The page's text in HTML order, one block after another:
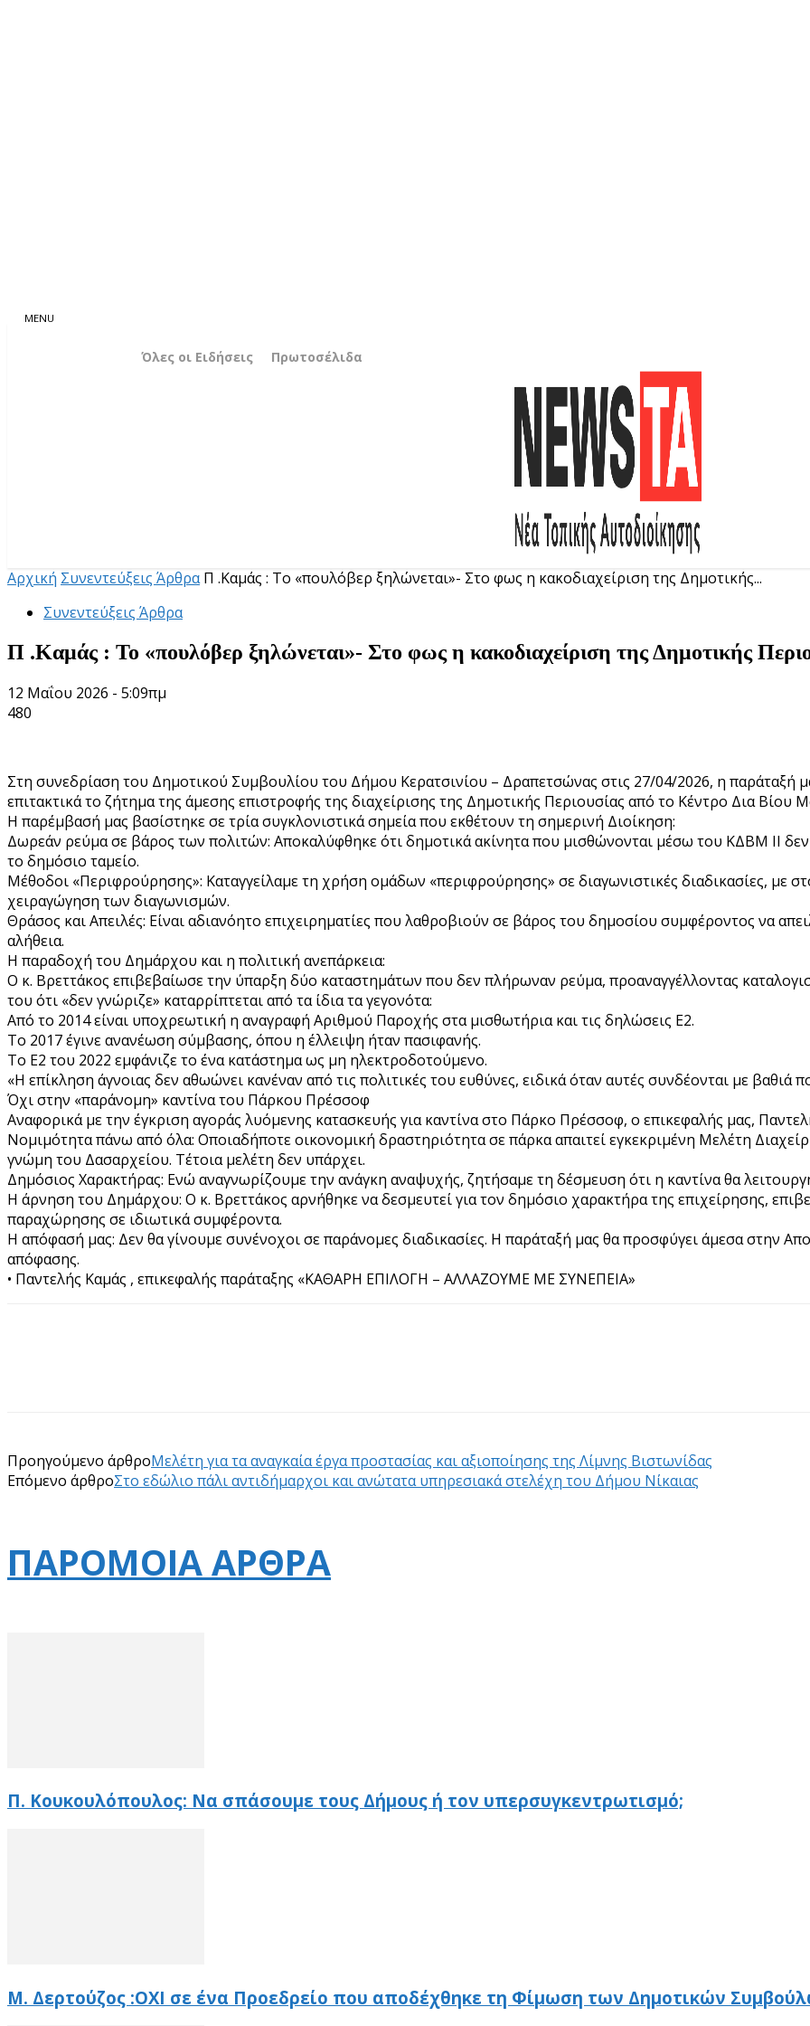
Όλες οι Ειδήσεις Πρωτοσέλιδα
Αρχική Συνεντεύξεις Άρθρα Π .Καμάς : Το «πουλόβερ ξηλώνεται»- Στο φως η κακοδιαχείριση της Δημοτικής...
Συνεντεύξεις Άρθρα
Π .Καμάς : Το «πουλόβερ ξηλώνεται»- Στο φως η κακοδιαχείριση της Δημοτικής
12 Μαΐου 2026 - 5:09πμ
480
Στη συνεδρίαση του Δημοτικού Συμβουλίου του Δήμου Κερατσινίου – Δραπετσώνας στις 27/04/2026, η
επιτακτικά το ζήτημα της άμεσης επιστροφής της διαχείρισης της Δημοτικής Περιουσίας από το Κέντρο Δια
Η παρέμβασή μας βασίστηκε σε τρία συγκλονιστικά σημεία που εκθέτουν τη σημερινή Διοίκηση:
Δωρεάν ρεύμα σε βάρος των πολιτών: Αποκαλύφθηκε ότι δημοτικά ακίνητα που μισθώνονται μέσω του ΚΔΒΜ ΙΙ
το δημόσιο ταμείο.
Μέθοδοι «Περιφρούρησης»: Καταγγείλαμε τη χρήση ομάδων «περιφρούρησης» σε διαγωνιστικές διαδικασίες, με
χειραγώγηση των διαγωνισμών.
Θράσος και Απειλές: Είναι αδιανόητο επιχειρηματίες που λαθροβιούν σε βάρος του δημοσίου συμφέροντος να
αλήθεια.
Η παραδοχή του Δημάρχου και η πολιτική ανεπάρκεια:
Ο κ. Βρεττάκος επιβεβαίωσε την ύπαρξη δύο καταστημάτων που δεν πλήρωναν ρεύμα, προαναγγέλλοντας
του ότι «δεν γνώριζε» καταρρίπτεται από τα ίδια τα γεγονότα:
Από το 2014 είναι υποχρεωτική η αναγραφή Αριθμού Παροχής στα μισθωτήρια και τις δηλώσεις Ε2.
Το 2017 έγινε ανανέωση σύμβασης, όπου η έλλειψη ήταν πασιφανής.
Το Ε2 του 2022 εμφάνιζε το ένα κατάστημα ως μη ηλεκτροδοτούμενο.
«Η επίκληση άγνοιας δεν αθωώνει κανέναν από τις πολιτικές του ευθύνες, ειδικά όταν αυτές συνδέονται με βαθιά
Όχι στην «παράνομη» καντίνα του Πάρκου Πρέσσοφ
Αναφορικά με την έγκριση αγοράς λυόμενης κατασκευής για καντίνα στο Πάρκο Πρέσσοφ, ο επικεφαλής μας,
Νομιμότητα πάνω από όλα: Οποιαδήποτε οικονομική δραστηριότητα σε πάρκα απαιτεί εγκεκριμένη Μελέτη
γνώμη του Δασαρχείου. Τέτοια μελέτη δεν υπάρχει.
Δημόσιος Χαρακτήρας: Ενώ αναγνωρίζουμε την ανάγκη αναψυχής, ζητήσαμε τη δέσμευση ότι η καντίνα θα
Η άρνηση του Δημάρχου: Ο κ. Βρεττάκος αρνήθηκε να δεσμευτεί για τον δημόσιο χαρακτήρα της επιχείρησης,
παραχώρησης σε ιδιωτικά συμφέροντα.
Η απόφασή μας: Δεν θα γίνουμε συνένοχοι σε παράνομες διαδικασίες. Η παράταξή μας θα προσφύγει άμεσα στην
απόφασης.
• Παντελής Καμάς , επικεφαλής παράταξης «ΚΑΘΑΡΗ ΕΠΙΛΟΓΗ – ΑΛΛΑΖΟΥΜΕ ΜΕ ΣΥΝΕΠΕΙΑ»
Προηγούμενο άρθροΜελέτη για τα αναγκαία έργα προστασίας και αξιοποίησης της Λίμνης Βιστωνίδας
Επόμενο άρθροΣτο εδώλιο πάλι αντιδήμαρχοι και ανώτατα υπηρεσιακά στελέχη του Δήμου Νίκαιας
ΠΑΡΟΜΟΙΑ ΑΡΘΡΑ
Π. Κουκουλόπουλος: Να σπάσουμε τους Δήμους ή τον υπερσυγκεντρωτισμό;
Μ. Δερτούζος :ΟΧΙ σε ένα Προεδρείο που αποδέχθηκε τη Φίμωση των Δημοτικών